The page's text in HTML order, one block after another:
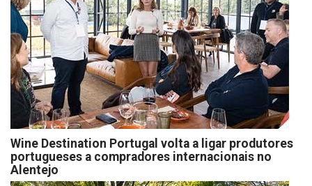
Wine Destination Portugal volta a ligar produtores
portugueses a compradores internacionais no
Alentejo